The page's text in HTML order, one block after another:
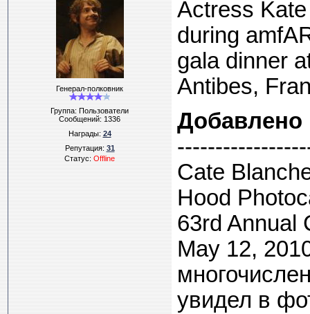
Генерал-полковник
Группа: Пользователи
Сообщений:1336
Награды:24
Репутация:31
Статус:Offline
Actress
during
gala dinner
Antibes,
Добавлено
Cate
Hood
63rd Annual
May 12,
увидел в